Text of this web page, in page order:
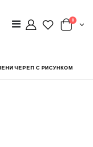
0
ЧЕРЕП С РИСУНКОМ